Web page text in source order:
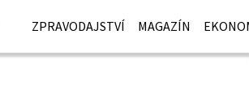
ZPRAVODAJSTVÍ MAGAZÍN